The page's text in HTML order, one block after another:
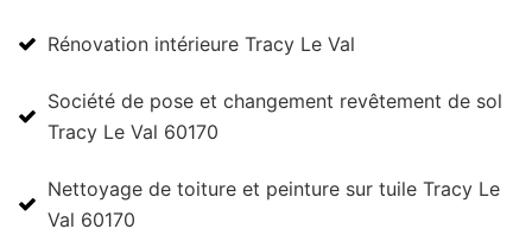
Rénovation intérieure Tracy Le Val
Société de pose et changement revêtement de sol
Tracy Le Val 60170
Nettoyage de toiture et peinture sur tuile Tracy Le
Val 60170